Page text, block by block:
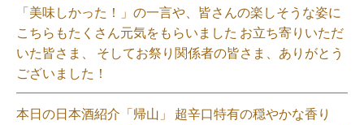
「美味しかった！」の一言や、皆さんの楽しそうな姿に
こちらもたくさん元気をもらいました️ お立ち寄りいただ
いた皆さま、 そしてお祭り関係者の皆さま、ありがとう
ございました！⁡
本日の日本酒紹介「帰山」 超辛口特有の穏やかな香り